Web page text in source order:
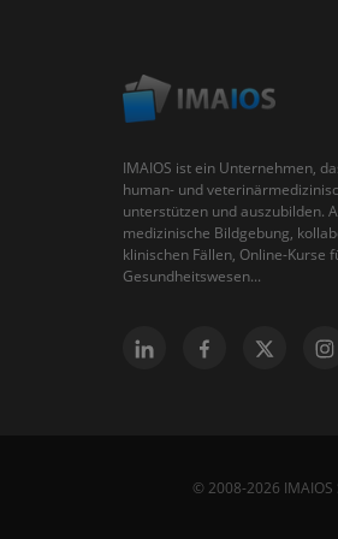
IMAIOS ist ein Unternehmen,
human- und
unterstützen und auszubilden.
medizinische Bildgebung,
klinischen Fällen, Online-Kurse
Gesundheitswesen...
© 2008-2026